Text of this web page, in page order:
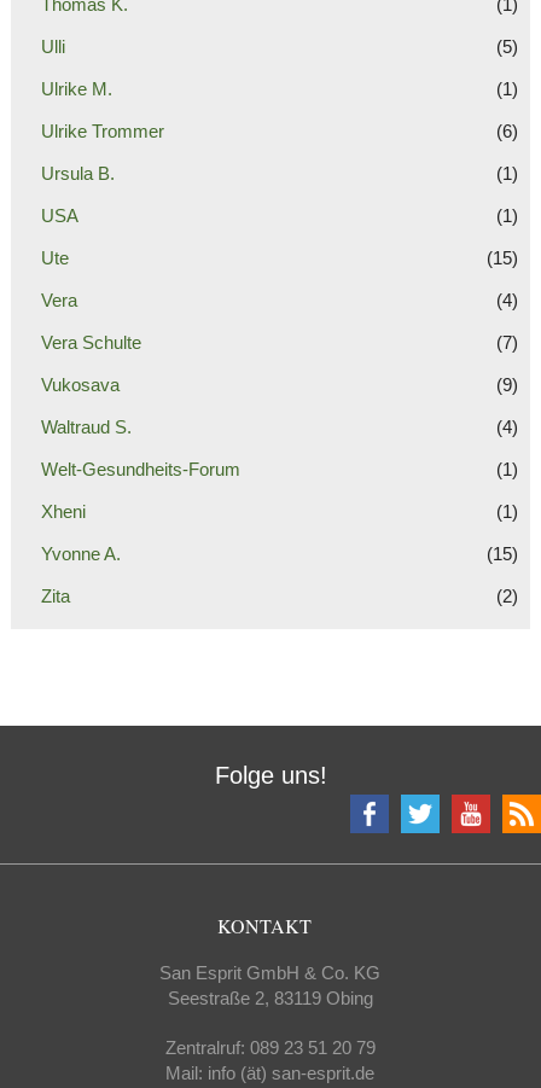
Thomas K. (1)
Ulli (5)
Ulrike M. (1)
Ulrike Trommer (6)
Ursula B. (1)
USA (1)
Ute (15)
Vera (4)
Vera Schulte (7)
Vukosava (9)
Waltraud S. (4)
Welt-Gesundheits-Forum (1)
Xheni (1)
Yvonne A. (15)
Zita (2)
Folge uns!
KONTAKT
San Esprit GmbH & Co. KG
Seestraße 2, 83119 Obing
Zentralruf: 089 23 51 20 79
Mail: info (ät) san-esprit.de